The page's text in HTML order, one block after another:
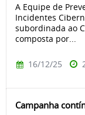
A Equipe de
Incidentes
subordinada ao
composta por...
16/12/25
Campanha